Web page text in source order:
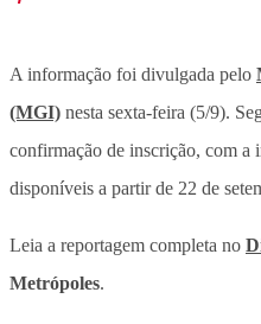
A informação foi divulgada pelo
(MGI) nesta sexta-feira (5/9).
confirmação de inscrição, com a
disponíveis a partir de 22 de
Leia a reportagem completa no
Metrópoles.